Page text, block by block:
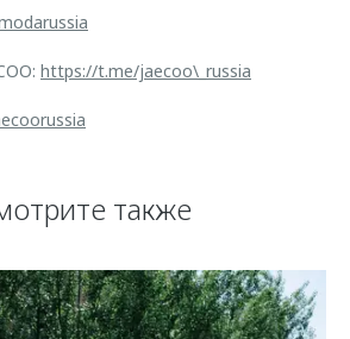
https://t.me/jaecoo\_russia
также